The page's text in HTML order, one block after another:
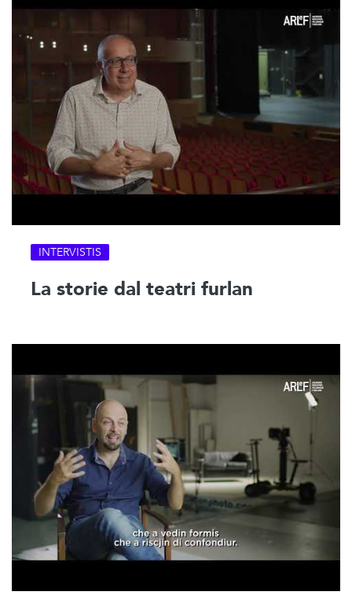
INTERVISTIS
La storie dal teatri furlan